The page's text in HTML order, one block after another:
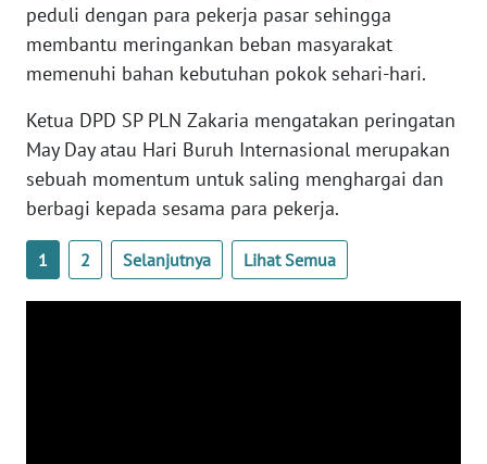
peduli dengan para pekerja pasar sehingga
membantu meringankan beban masyarakat
memenuhi bahan kebutuhan pokok sehari-hari.
Ketua DPD SP PLN Zakaria mengatakan peringatan
May Day atau Hari Buruh Internasional merupakan
sebuah momentum untuk saling menghargai dan
berbagi kepada sesama para pekerja.
1 2 Selanjutnya Lihat Semua
WN
BABEL
WN
SUMBAR
WN
SUMSEL
WN